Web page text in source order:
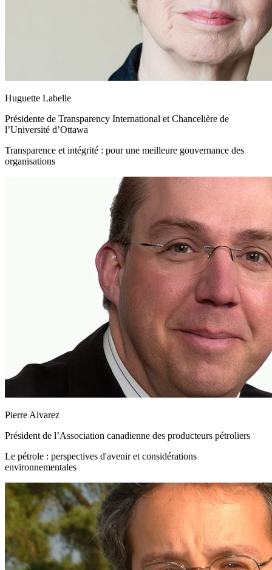
Huguette Labelle
Présidente de Transparency International et Chancelière de
l’Université d’Ottawa
Transparence et intégrité : pour une meilleure gouvernance des
organisations
Pierre Alvarez
Président de l’Association canadienne des producteurs pétroliers
Le pétrole : perspectives d'avenir et considérations
environnementales